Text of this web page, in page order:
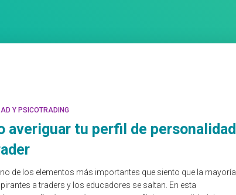
Y PSICOTRADING
averiguar tu perfil de personalidad
de los elementos más importantes que siento que la mayoría
a traders y los educadores se saltan. En esta